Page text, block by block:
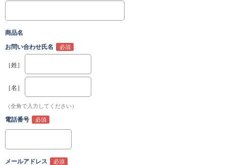
商品名
お問い合わせ氏名
［姓］
［名］
（全角で入力してください）
電話番号
メールアドレス